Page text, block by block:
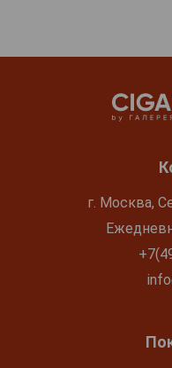
г. Москва,